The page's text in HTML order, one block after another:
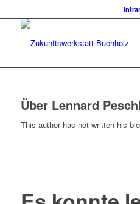
Über Lennard
This author has not written his